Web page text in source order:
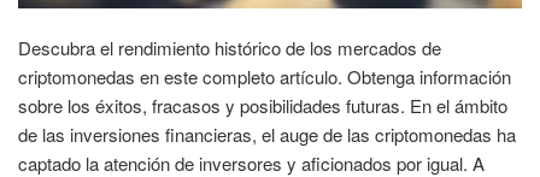
Descubra el rendimiento histórico de los mercados de
criptomonedas en este completo artículo. Obtenga información
sobre los éxitos, fracasos y posibilidades futuras. En el ámbito
de las inversiones financieras, el auge de las criptomonedas ha
captado la atención de inversores y aficionados por igual. A